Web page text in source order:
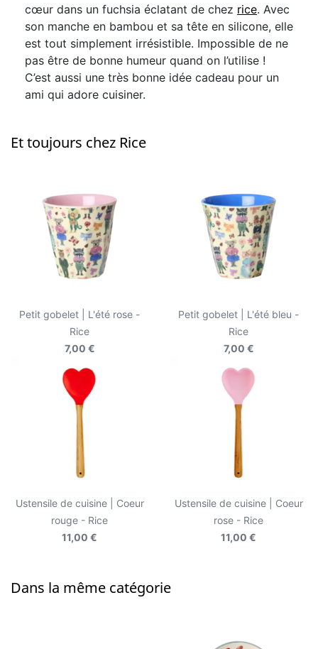
cœur dans un fuchsia éclatant de chez rice. Avec
son manche en bambou et sa tête en silicone, elle
est tout simplement irrésistible. Impossible de ne
pas être de bonne humeur quand on l’utilise !
C’est aussi une très bonne idée cadeau pour un
ami qui adore cuisiner.
Et toujours chez Rice
Petit gobelet | L'été rose -
Rice
7,00 €
Petit gobelet | L'été bleu -
Rice
7,00 €
Ustensile de cuisine | Coeur
rouge - Rice
11,00 €
Ustensile de cuisine | Coeur
rose - Rice
11,00 €
Dans la même catégorie